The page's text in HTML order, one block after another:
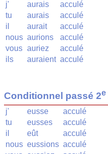
j' aurais
acculé
tu
aurais
acculé
il
aurait
acculé
nous aurions
acculé
vous auriez
acculé
ils
auraient acculé
Conditionnel passé 2e
j' eusse
acculé
tu
eusses
acculé
il
eût
acculé
nous eussions acculé